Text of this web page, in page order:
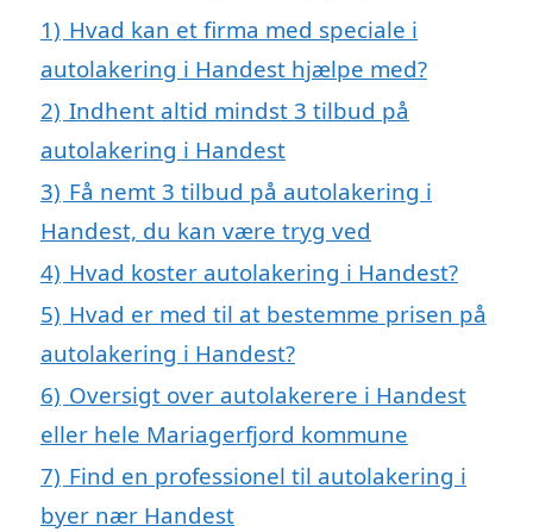
1) Hvad kan et firma med speciale i
autolakering i Handest hjælpe med?
2) Indhent altid mindst 3 tilbud på
autolakering i Handest
3) Få nemt 3 tilbud på autolakering i
Handest, du kan være tryg ved
4) Hvad koster autolakering i Handest?
5) Hvad er med til at bestemme prisen på
autolakering i Handest?
6) Oversigt over autolakerere i Handest
eller hele Mariagerfjord kommune
7) Find en professionel til autolakering i
byer nær Handest